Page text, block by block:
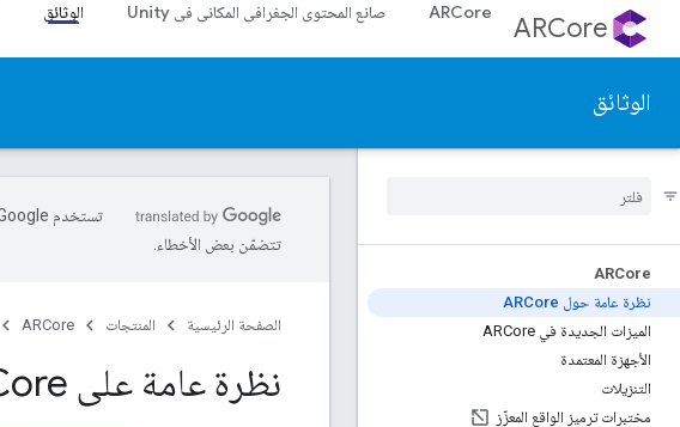
ARCore
ARCore صانع المحتوى الجغرافي المكاني في Unity الوثائق
الوثائق
ARCore
نظرة عامة حول ARCore
الميزات الجديدة في ARCore
الأجهزة المعتمدة
التنزيلات
مختبرات ترميز الواقع المعزّز
تتضمّن بعض الأخطاء.
الصفحة الرئيسية المنتجات ARCore
نظرة عامة على ARCore وبيئات التطوير المتوافقة